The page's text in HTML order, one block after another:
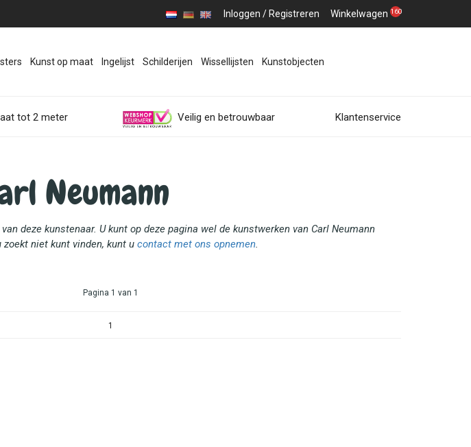
Inloggen / Registreren Winkelwagen 160
Kunst op maat Ingelijst Schilderijen Wissellijsten Kunstobjecten
tot 2 meter Veilig en betrouwbaar Klantenservice
Neumann
deze kunstenaar. U kunt op deze pagina wel de kunstwerken van Carl Neumann
niet kunt vinden, kunt u contact met ons opnemen.
Pagina 1 van 1
1